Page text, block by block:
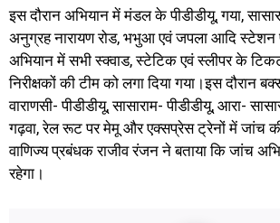
इस दौरान अभियान में मंडल के पीडीडीयू, गया,
अनुग्रह नारायण रोड, भभुआ एवं जपला आदि स्टेशन
अभियान में सभी स्क्वाड, स्टेटिक एवं स्लीपर के
निरीक्षकों की टीम को लगा दिया गया।इस दौरान
वाराणसी- पीडीडीयू, सासाराम- पीडीडीयू, आरा-
गढ़वा, रेल रूट पर मेमू और एक्सप्रेस ट्रेनों में जांच
वाणिज्य प्रबंधक राजीव रंजन ने बताया कि जांच
रहेगा।